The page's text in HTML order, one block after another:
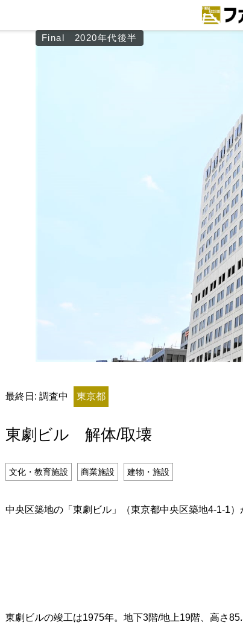
フ
メディ
特定
※24時間以内
Final 2020年代後半
最終日: 調査中 東京都
東劇ビル 解体/取壊
文化・教育施設 商業施設 建物・施設
中央区築地の「東劇ビル」（東京都中央区築地4-1-1）
東劇ビルの竣工は1975年。地下3階/地上19階、高さ